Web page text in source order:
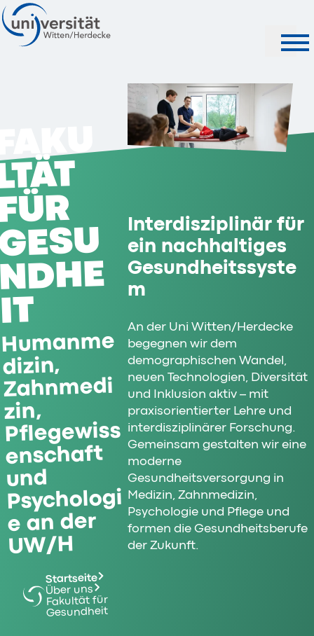
IT
Humanme
dizin,
Zahnmedi
zin,
Pflegewiss
enschaft
und
Psychologi
e an der
UW/H
Startseite
Über uns
Fakultät für
Gesundheit
Interdisziplinär für
ein nachhaltiges
Gesundheitssyste
m
An der Uni Witten/Herdecke
begegnen wir dem
demographischen Wandel,
neuen Technologien, Diversität
und Inklusion aktiv – mit
praxisorientierter Lehre und
interdisziplinärer Forschung.
Gemeinsam gestalten wir eine
moderne
Gesundheitsversorgung in
Medizin, Zahnmedizin,
Psychologie und Pflege und
formen die Gesundheitsberufe
der Zukunft.